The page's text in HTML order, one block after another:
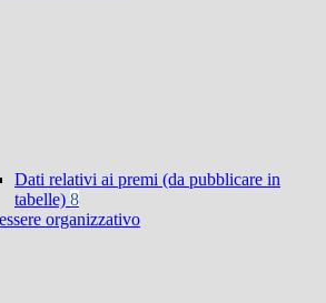
Dati relativi ai premi (da pubblicare in
tabelle) 8
organizzativo